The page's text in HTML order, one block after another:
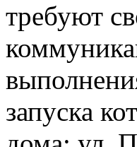
требуют
запуска